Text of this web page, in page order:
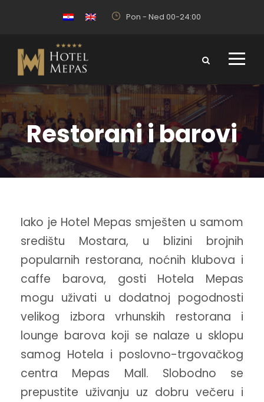
Pon - Ned 00-24:00
Restorani i barovi
Iako je Hotel Mepas smješten u samom
središtu Mostara, u blizini brojnih
popularnih restorana, noćnih klubova i
caffe barova, gosti Hotela Mepas
mogu uživati u dodatnoj pogodnosti
velikog izbora vrhunskih restorana i
lounge barova koji se nalaze u sklopu
samog Hotela i poslovno-trgovačkog
centra Mepas Mall. Slobodno se
prepustite uživanju uz dobru večeru i